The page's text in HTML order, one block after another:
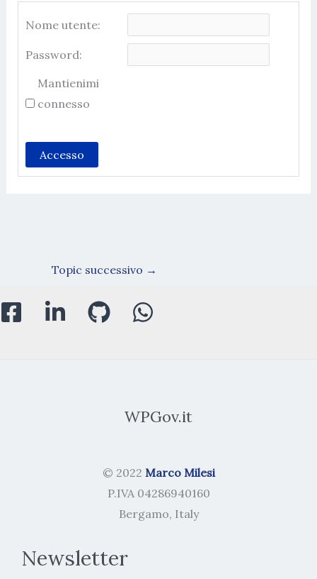
Nome utente:
Password:
Mantienimi
connesso
Accesso
Topic successivo →
WPGov.it
© 2022 Marco Milesi
P.IVA 04286940160
Bergamo, Italy
Newsletter